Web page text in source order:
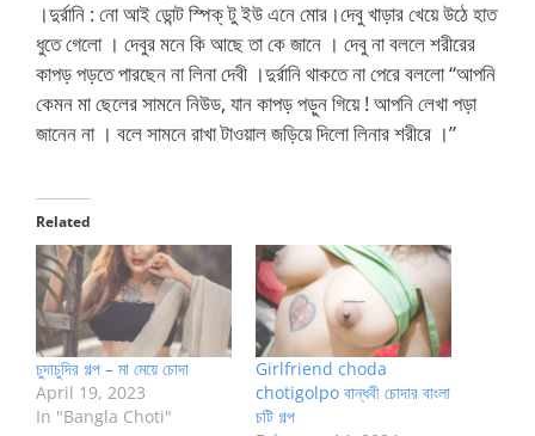
Related
চুদাচুদির গল্প – মা মেয়ে চোদা
April 19, 2023
In "Bangla Choti"
Girlfriend choda
chotigolpo বান্ধবী চোদার বাংলা
চটি গল্প